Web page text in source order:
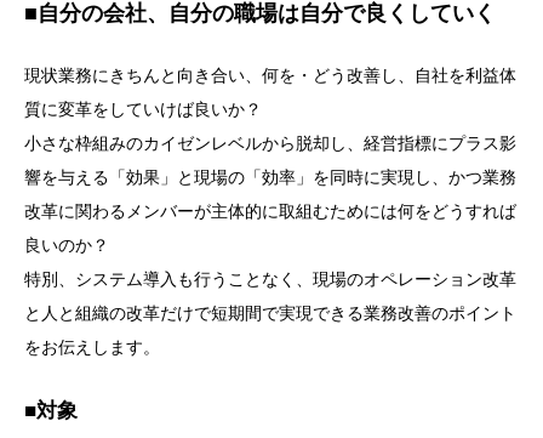
■自分の会社、自分の職場は自分で良くしていく
現状業務にきちんと向き合い、何を・どう改善し、自社を利益体
質に変革をしていけば良いか？
小さな枠組みのカイゼンレベルから脱却し、経営指標にプラス影
響を与える「効果」と現場の「効率」を同時に実現し、かつ業務
改革に関わるメンバーが主体的に取組むためには何をどうすれば
良いのか？
特別、システム導入も行うことなく、現場のオペレーション改革
と人と組織の改革だけで短期間で実現できる業務改善のポイント
をお伝えします。
■対象